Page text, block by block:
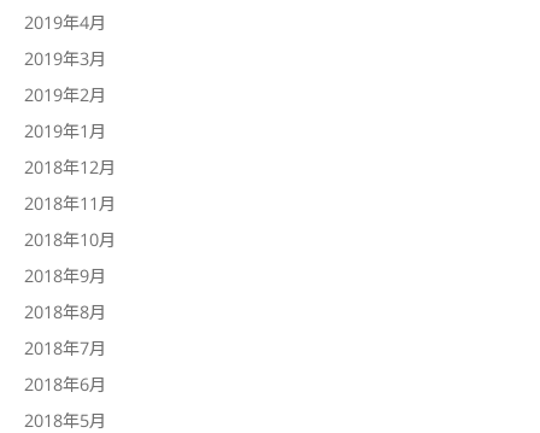
2019年4月
2019年3月
2019年2月
2019年1月
2018年12月
2018年11月
2018年10月
2018年9月
2018年8月
2018年7月
2018年6月
2018年5月